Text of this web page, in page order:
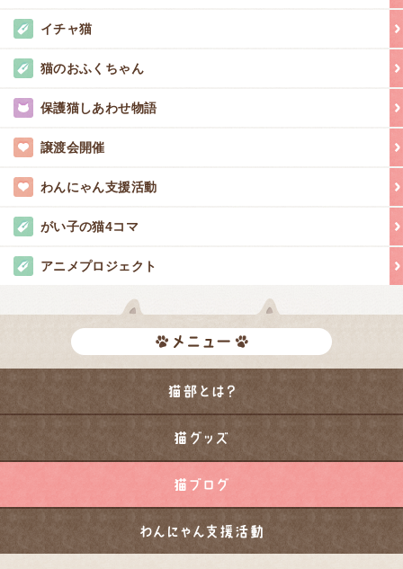
イチャ猫
猫のおふくちゃん
保護猫しあわせ物語
譲渡会開催
わんにゃん支援活動
がい子の猫4コマ
アニメプロジェクト